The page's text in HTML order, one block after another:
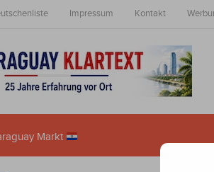
Impressum Kontakt
Markt